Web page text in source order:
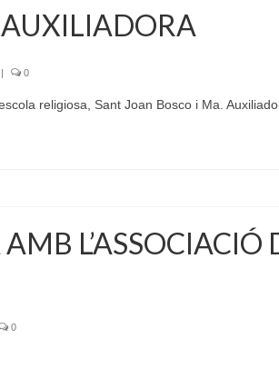
| 0
religiosa, Sant Joan Bosco i Ma.
L’ASSOCIACIÓ
0